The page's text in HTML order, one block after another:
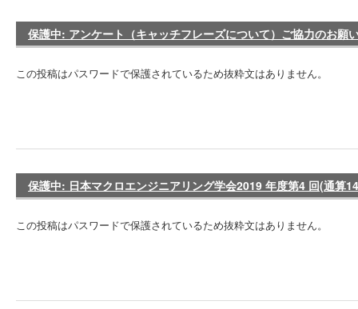
保護中: アンケート（キャッチフレーズについて）ご協力のお願
この投稿はパスワードで保護されているため抜粋文はありません。
保護中: 日本マクロエンジニアリング学会2019 年度第4 回(通算
この投稿はパスワードで保護されているため抜粋文はありません。